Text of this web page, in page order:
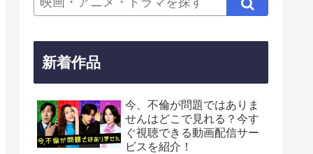
新着作品
今、不倫が問題ではありま
せんはどこで見れる？今す
ぐ視聴できる動画配信サー
ビスを紹介！